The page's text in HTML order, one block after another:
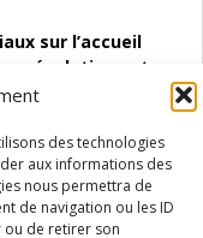
des technologies
aux informations des
nous permettra de
de navigation ou les ID
ou de retirer son
sur l’accueil
évolutions et
(SAACE)